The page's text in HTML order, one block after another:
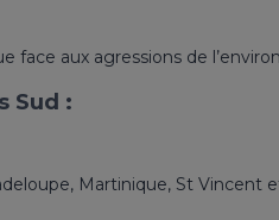
face aux agressions de
Sud :
Martinique, St Vincent